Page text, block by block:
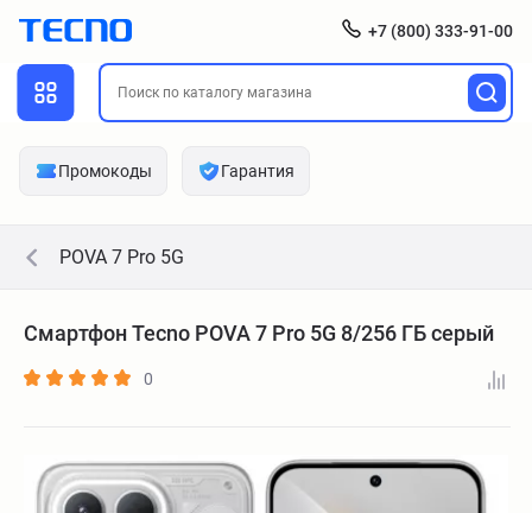
+7 (800) 333-91-00
Промокоды Гарантия
POVA 7 Pro 5G
Смартфон Tecno POVA 7 Pro 5G 8/256 ГБ серый
0